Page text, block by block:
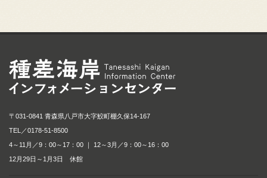
〒031-0841 青森県八戸市大字鮫町棚久保14-167
TEL／0178-51-8500
4～11月／9：00～17：00 ｜ 12～3月／9：00～16：00
12月29日～1月3日 休館